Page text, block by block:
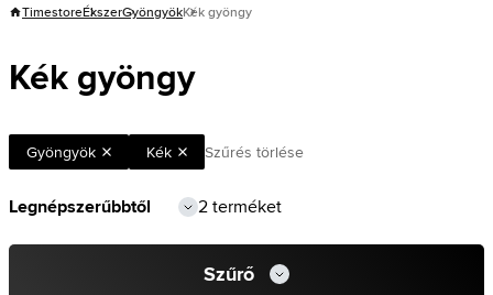
TimestoreÉkszerGyöngyökKék gyöngy
Kék gyöngy
Gyöngyök Kék Szűrés törlése
2 terméket
Szűrő